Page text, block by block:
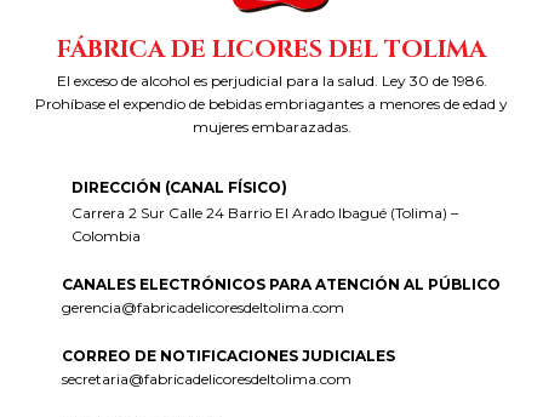
FÁBRICA DE LICORES DEL TOLIMA
El exceso de alcohol es perjudicial para la salud. Ley 30 de 1986.
Prohíbase el expendio de bebidas embriagantes a menores de edad y
mujeres embarazadas.
DIRECCIÓN (CANAL FÍSICO)
Carrera 2 Sur Calle 24 Barrio El Arado Ibagué (Tolima) –
Colombia
CANALES ELECTRÓNICOS PARA ATENCIÓN AL PÚBLICO
gerencia@fabricadelicoresdeltolima.com
CORREO DE NOTIFICACIONES JUDICIALES
secretaria@fabricadelicoresdeltolima.com